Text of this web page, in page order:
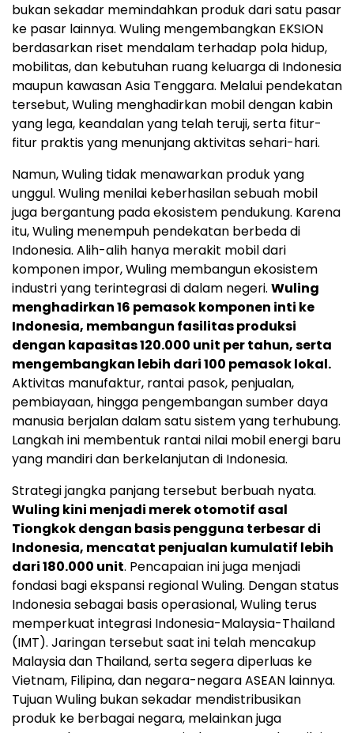
bukan sekadar memindahkan produk dari satu pasar
ke pasar lainnya. Wuling mengembangkan EKSION
berdasarkan riset mendalam terhadap pola hidup,
mobilitas, dan kebutuhan ruang keluarga di Indonesia
maupun kawasan Asia Tenggara. Melalui pendekatan
tersebut, Wuling menghadirkan mobil dengan kabin
yang lega, keandalan yang telah teruji, serta fitur-
fitur praktis yang menunjang aktivitas sehari-hari.
Namun, Wuling tidak menawarkan produk yang
unggul. Wuling menilai keberhasilan sebuah mobil
juga bergantung pada ekosistem pendukung. Karena
itu, Wuling menempuh pendekatan berbeda di
Indonesia. Alih-alih hanya merakit mobil dari
komponen impor, Wuling membangun ekosistem
industri yang terintegrasi di dalam negeri. Wuling
menghadirkan 16 pemasok komponen inti ke
Indonesia, membangun fasilitas produksi
dengan kapasitas 120.000 unit per tahun, serta
mengembangkan lebih dari 100 pemasok lokal.
Aktivitas manufaktur, rantai pasok, penjualan,
pembiayaan, hingga pengembangan sumber daya
manusia berjalan dalam satu sistem yang terhubung.
Langkah ini membentuk rantai nilai mobil energi baru
yang mandiri dan berkelanjutan di Indonesia.
Strategi jangka panjang tersebut berbuah nyata.
Wuling kini menjadi merek otomotif asal
Tiongkok dengan basis pengguna terbesar di
Indonesia, mencatat penjualan kumulatif lebih
dari 180.000 unit. Pencapaian ini juga menjadi
fondasi bagi ekspansi regional Wuling. Dengan status
Indonesia sebagai basis operasional, Wuling terus
memperkuat integrasi Indonesia-Malaysia-Thailand
(IMT). Jaringan tersebut saat ini telah mencakup
Malaysia dan Thailand, serta segera diperluas ke
Vietnam, Filipina, dan negara-negara ASEAN lainnya.
Tujuan Wuling bukan sekadar mendistribusikan
produk ke berbagai negara, melainkan juga